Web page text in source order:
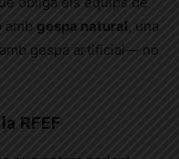
amb gespa natural
, una
gespa artificial— no
RFEF